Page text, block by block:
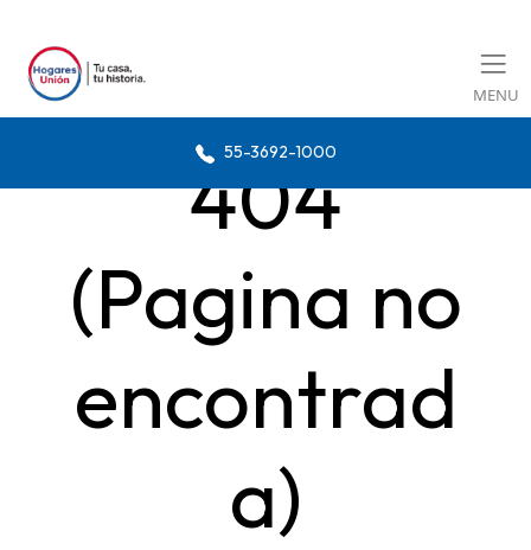
MENU
55-3692-1000
404
(Pagina no
encontrad
a)